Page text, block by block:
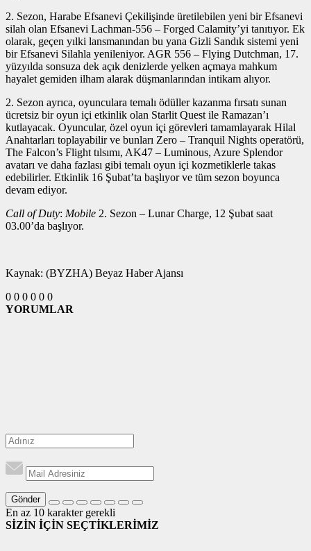
2. Sezon, Harabe Efsanevi Çekilişinde üretilebilen yeni bir Efsanevi
silah olan Efsanevi Lachman-556 – Forged Calamity’yi tanıtıyor. Ek
olarak, geçen yılki lansmanından bu yana Gizli Sandık sistemi yeni
bir Efsanevi Silahla yenileniyor. AGR 556 – Flying Dutchman, 17.
yüzyılda sonsuza dek açık denizlerde yelken açmaya mahkum
hayalet gemiden ilham alarak düşmanlarından intikam alıyor.
2. Sezon ayrıca, oyunculara temalı ödüller kazanma fırsatı sunan
ücretsiz bir oyun içi etkinlik olan Starlit Quest ile Ramazan’ı
kutlayacak. Oyuncular, özel oyun içi görevleri tamamlayarak Hilal
Anahtarları toplayabilir ve bunları Zero – Tranquil Nights operatörü,
The Falcon’s Flight tılsımı, AK47 – Luminous, Azure Splendor
avatarı ve daha fazlası gibi temalı oyun içi kozmetiklerle takas
edebilirler. Etkinlik 16 Şubat’ta başlıyor ve tüm sezon boyunca
devam ediyor.
Call of Duty: Mobile 2. Sezon – Lunar Charge, 12 Şubat saat
03.00’da başlıyor.
Kaynak: (BYZHA) Beyaz Haber Ajansı
0 0 0 0 0 0
YORUMLAR
Gönder
En az 10 karakter gerekli
SİZİN İÇİN SEÇTİKLERİMİZ